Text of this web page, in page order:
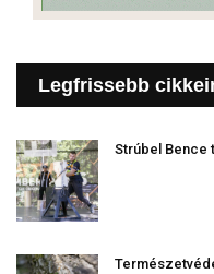
Legfrissebb
Strúbel Bence